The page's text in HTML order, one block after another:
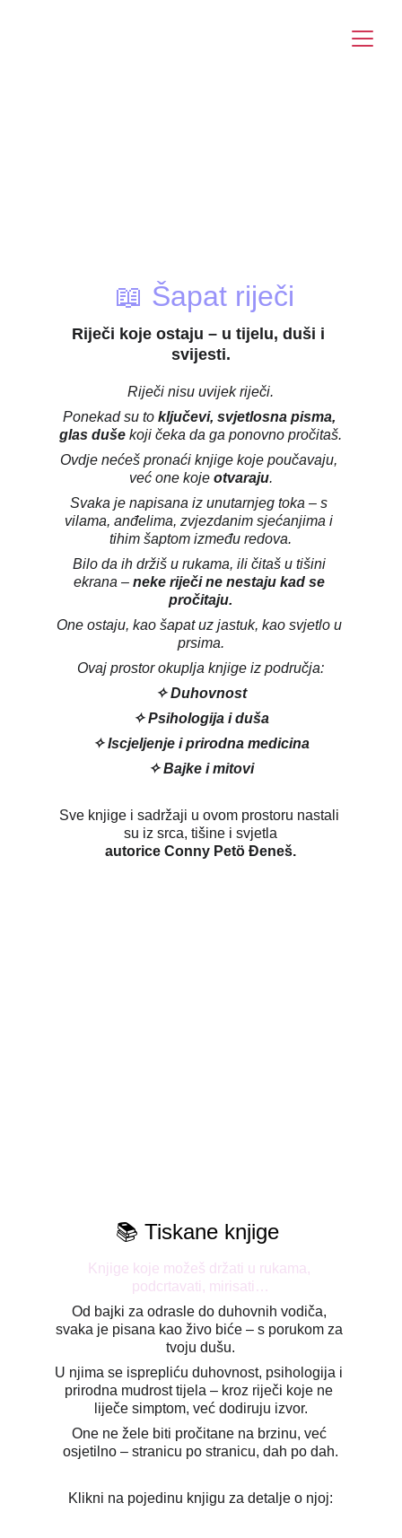
📖 Šapat riječi
Riječi koje ostaju – u tijelu, duši i
svijesti.
Riječi nisu uvijek riječi.
Ponekad su to ključevi, svjetlosna pisma,
glas duše koji čeka da ga ponovno pročitaš.
Ovdje nećeš pronaći knjige koje poučavaju,
već one koje otvaraju.
Svaka je napisana iz unutarnjeg toka – s
vilama, anđelima, zvjezdanim sjećanjima i
tihim šaptom između redova.
Bilo da ih držiš u rukama, ili čitaš u tišini
ekrana – neke riječi ne nestaju kad se
pročitaju.
One ostaju, kao šapat uz jastuk, kao svjetlo u
prsima.
Ovaj prostor okuplja knjige iz područja:
✧ Duhovnost
✧ Psihologija i duša
✧ Iscjeljenje i prirodna medicina
✧ Bajke i mitovi
Sve knjige i sadržaji u ovom prostoru nastali
su iz srca, tišine i svjetla
autorice Conny Petö Đeneš.
Knjige koje možeš držati u rukama,
podcrtavati, mirisati…
Od bajki za odrasle do duhovnih vodiča,
svaka je pisana kao živo biće – s porukom za
tvoju dušu.
U njima se isprepliću duhovnost, psihologija i
prirodna mudrost tijela – kroz riječi koje ne
liječe simptom, već dodiruju izvor.
One ne žele biti pročitane na brzinu, već
osjetilno – stranicu po stranicu, dah po dah.
Klikni na pojedinu knjigu za detalje o njoj:
📚 Tiskane knjige